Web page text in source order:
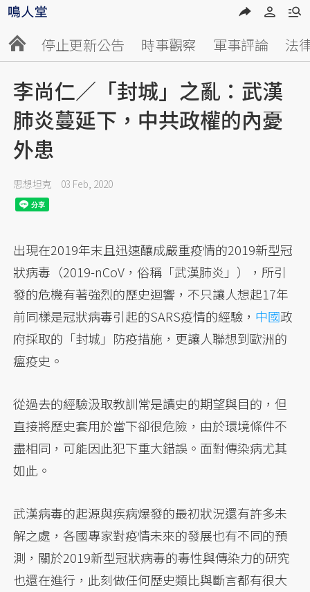
停止更新公告 時事觀察 軍事評論 法
李尚仁／「封城」之亂：武漢
肺炎蔓延下，中共政權的內憂
外患
思想坦克 03 Feb, 2020
出現在2019年末且迅速釀成嚴重疫情的2019新型冠
狀病毒（2019-nCoV，俗稱「武漢肺炎」），所引
發的危機有著強烈的歷史迴響，不只讓人想起17年
前同樣是冠狀病毒引起的SARS疫情的經驗， 中國政
府採取的「封城」防疫措施，更讓人聯想到歐洲的
瘟疫史。
從過去的經驗汲取教訓常是讀史的期望與目的，但
直接將歷史套用於當下卻很危險，由於環境條件不
盡相同，可能因此犯下重大錯誤。面對傳染病尤其
如此。
武漢病毒的起源與疾病爆發的最初狀況還有許多未
解之處，各國專家對疫情未來的發展也有不同的預
測，關於2019新型冠狀病毒的毒性與傳染力的研究
也還在進行，此刻做任何歷史類比與斷言都有很大